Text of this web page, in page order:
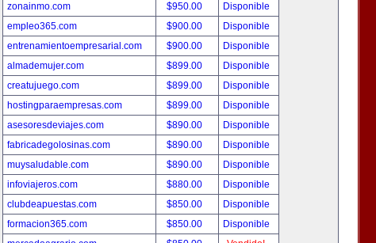
zonainmo.com
$950.00
Disponible
empleo365.com
$900.00
Disponible
entrenamientoempresarial.com
$900.00
Disponible
almademujer.com
$899.00
Disponible
creatujuego.com
$899.00
Disponible
hostingparaempresas.com
$899.00
Disponible
asesoresdeviajes.com
$890.00
Disponible
fabricadegolosinas.com
$890.00
Disponible
muysaludable.com
$890.00
Disponible
infoviajeros.com
$880.00
Disponible
clubdeapuestas.com
$850.00
Disponible
formacion365.com
$850.00
Disponible